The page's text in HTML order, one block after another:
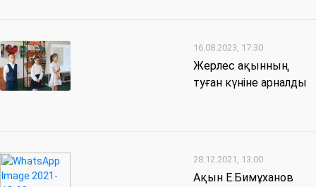
16.08.2023, 17:30
Жерлес ақынның
туған күніне арналды
28.12.2021, 13:00
Ақын Е.Бимұханов